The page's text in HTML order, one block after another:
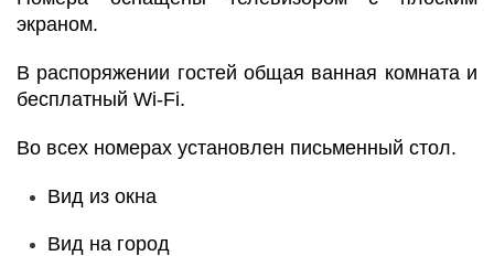
экраном.
В распоряжении гостей общая ванная комната и
бесплатный Wi-Fi.
Во всех номерах установлен письменный стол.
Вид из окна
Вид на город